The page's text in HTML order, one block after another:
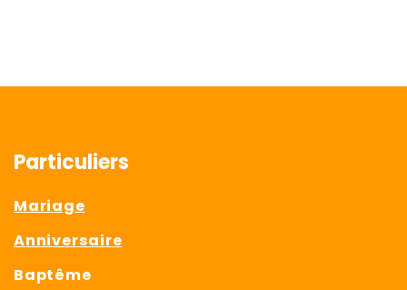
Particuliers
Mariage
Anniversaire
Baptême